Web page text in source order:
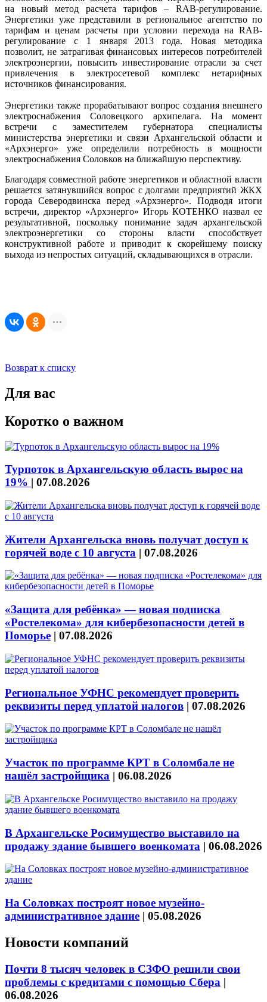
на новый метод расчета тарифов – RAB-регулирование.
Энергетики уже представили в региональное агентство по
тарифам и ценам расчеты при условии перехода на RAB-
регулирование с 1 января 2013 года. Новая методика
позволит, не затрагивая финансовых интересов потребителей
электроэнергии, повысить инвестирование отрасли за счет
привлечения в электросетевой комплекс нетарифных
источников финансирования.
Энергетики также прорабатывают вопрос создания внешнего
электроснабжения Соловецкого архипелага. На момент
встречи с заместителем губернатора специалисты
министерства энергетики и связи Архангельской области и
«Архэнерго» уже определили потребность в мощности
электроснабжения Соловков на ближайшую перспективу.
Благодаря совместной работе энергетиков и областной власти
решается затянувшийся вопрос с долгами предприятий ЖКХ
города Северодвинска перед «Архэнерго». Подводя итоги
встречи, директор «Архэнерго» Игорь КОТЕНКО назвал ее
результативной, поскольку понимание задач архангельской
электроэнергетики со стороны власти способствует
конструктивной работе и приводит к скорейшему поиску
выхода из непростых ситуаций, складывающихся в отрасли.
Возврат к списку
Для вас
Коротко о важном
Турпоток в Архангельскую область вырос на
19% | 07.08.2026
Жители Архангельска вновь получат доступ к
горячей воде с 10 августа | 07.08.2026
«Защита для ребёнка» — новая подписка
«Ростелекома» для кибербезопасности детей в
Поморье | 07.08.2026
Региональное УФНС рекомендует проверить
реквизиты перед уплатой налогов | 07.08.2026
Участок по программе КРТ в Соломбале не
нашёл застройщика | 06.08.2026
В Архангельске Росимущество выставило на
продажу здание бывшего военкомата | 06.08.2026
На Соловках построят новое музейно-
административное здание | 05.08.2026
Новости компаний
Почти 8 тысяч человек в СЗФО решили свои
проблемы с кредитами с помощью Сбера |
06.08.2026